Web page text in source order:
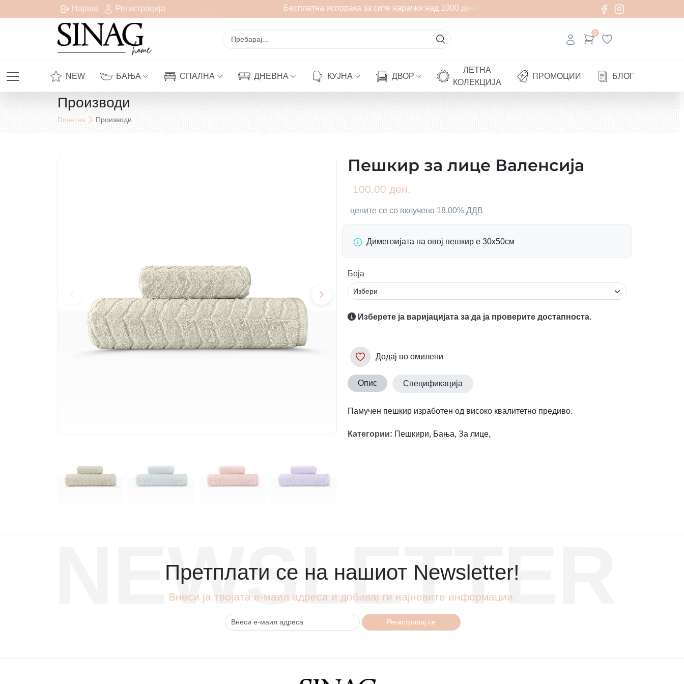
Најава Регистрација
испорака за сите нарачки над 1000 денари Бесплатна испорака за сите нарачки над 1000 денари
0
NEW БАЊА СПАЛНА ДНЕВНА КУЈНА ДВОР
ЛЕТНА
КОЛЕКЦИЈА
ПРОМОЦИИ БЛОГ
Производи
Почетна Производи
Пешкир за лице Валенсија
100.00 ден.
цените се со вклучено 18.00% ДДВ
Димензијата на овој пешкир е 30х50см
Боја
Изберете ја варијацијата за да ја проверите достапноста.
Додај во омилени
Опис Спецификација
Памучен пешкир изработен од високо квалитетно предиво.
Категории: Пешкири, Бања, За лице,
NEWSLETTER
Претплати се на нашиот Newsletter!
Внеси ја твојата е-маил адреса и добивај ги најновите информации.
Регистрирај се